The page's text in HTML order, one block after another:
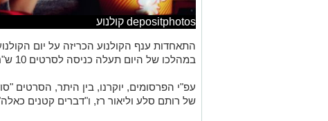
depositphotos קולנוע
במהלכו של היום תעלה כניסה לסרטים 10 ש"ח.
עפ"י הפרסומים, יוקרנו, בין היתר, הסרטים
של רותם סלע וליאור רז, ו"דברים קטנים